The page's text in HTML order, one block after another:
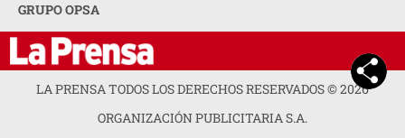
GRUPO OPSA
LA PRENSA TODOS LOS DERECHOS RESERVADOS ©2026
ORGANIZACIÓN PUBLICITARIA S.A.